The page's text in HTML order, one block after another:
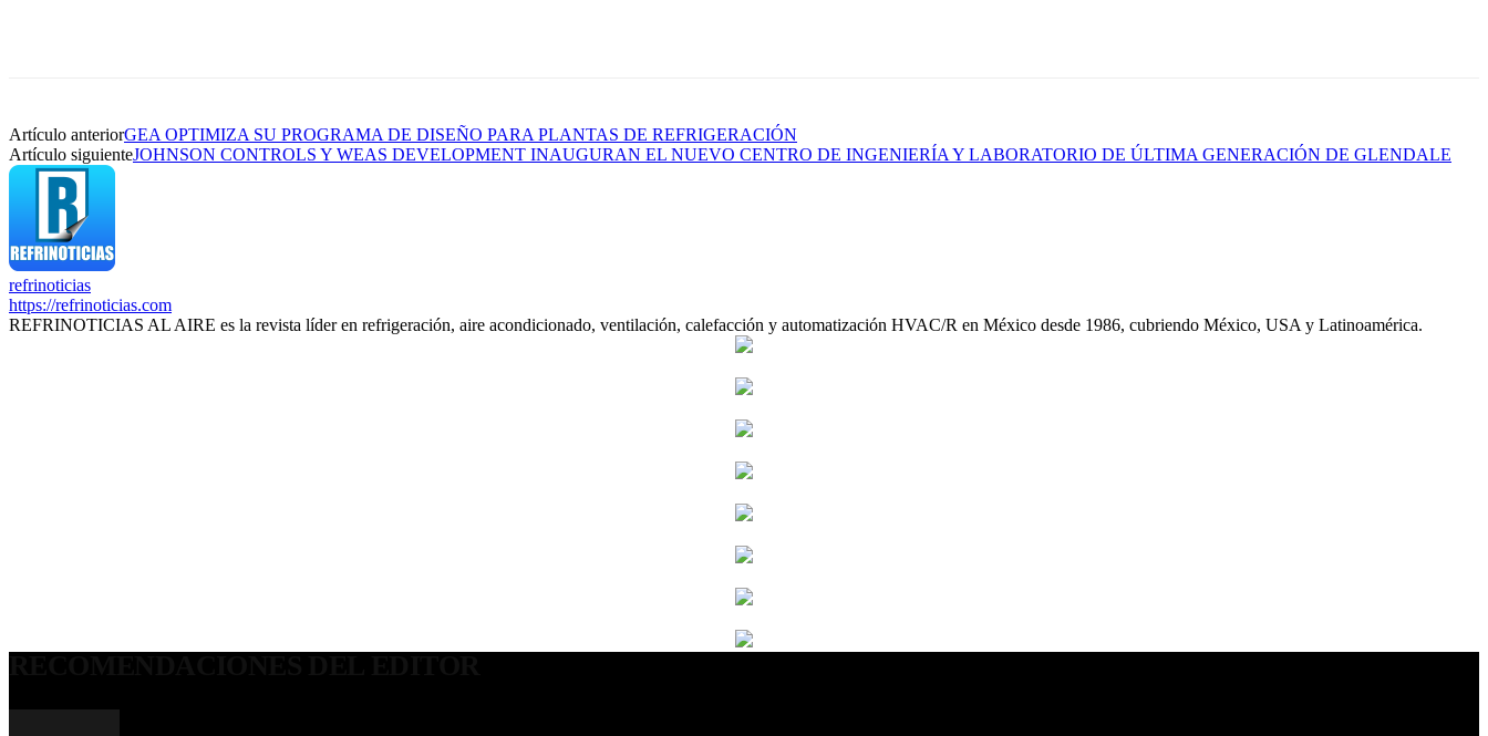
Artículo anteriorGEA OPTIMIZA SU PROGRAMA DE DISEÑO PARA PLANTAS DE REFRIGERACIÓN
Artículo siguienteJOHNSON CONTROLS Y WEAS DEVELOPMENT INAUGURAN EL NUEVO CENTRO DE INGENIERÍA Y LABORATORIO DE ÚLTIMA GENERACIÓN DE GLENDALE
refrinoticias
https://refrinoticias.com
REFRINOTICIAS AL AIRE es la revista líder en refrigeración, aire acondicionado, ventilación, calefacción y automatización HVAC/R en México desde 1986, cubriendo México, USA y Latinoamérica.